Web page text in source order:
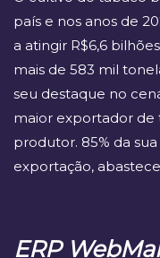
país e nos anos de
a atingir R$6,6
mais de 583 mil
seu destaque no
maior exportador de
produtor. 85% da
exportação,
ERP